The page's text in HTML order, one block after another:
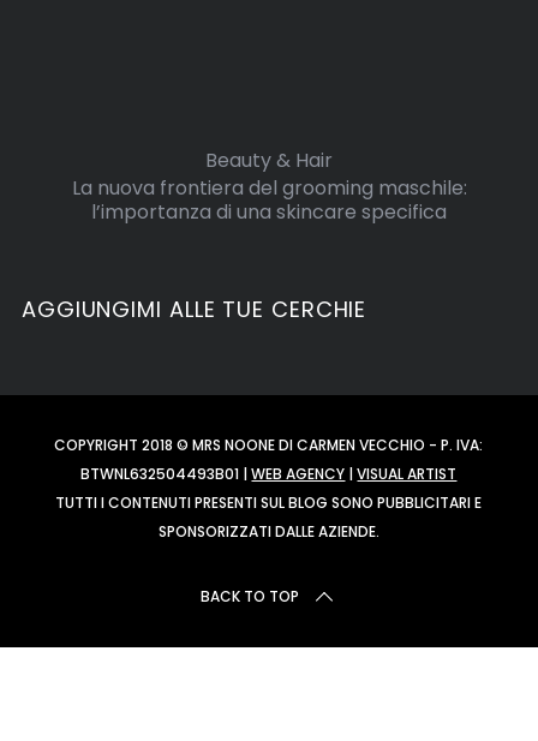
Beauty & Hair
La nuova frontiera del grooming maschile:
l’importanza di una skincare specifica
AGGIUNGIMI ALLE TUE CERCHIE
COPYRIGHT 2018 © MRS NOONE DI CARMEN VECCHIO - P. IVA:
BTWNL632504493B01 |WEB AGENCY |VISUAL ARTIST
TUTTI I CONTENUTI PRESENTI SUL BLOG SONO PUBBLICITARI E
SPONSORIZZATI DALLE AZIENDE.
BACK TO TOP